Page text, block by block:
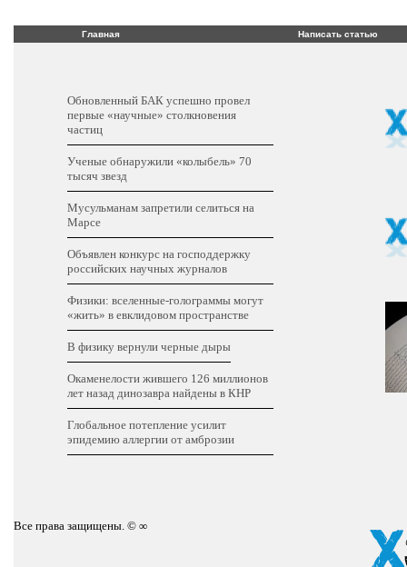
Главная Написать статью
Обновленный БАК успешно провел
первые «научные» столкновения
частиц
Ученые обнаружили «колыбель» 70
тысяч звезд
Мусульманам запретили селиться на
Марсе
Объявлен конкурс на господдержку
российских научных журналов
Физики: вселенные-голограммы могут
«жить» в евклидовом пространстве
В физику вернули черные дыры
Окаменелости жившего 126 миллионов
лет назад динозавра найдены в КНР
Глобальное потепление усилит
эпидемию аллергии от амброзии
Все права защищены. © ∞